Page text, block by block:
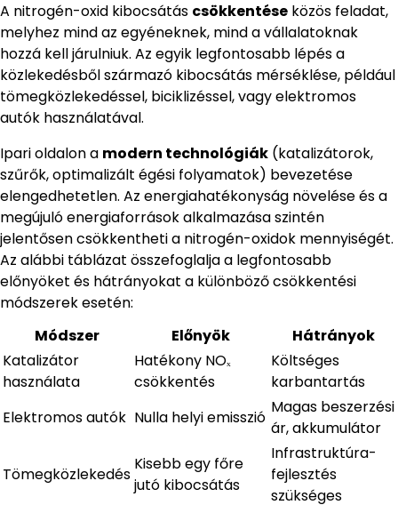
A nitrogén-oxid kibocsátás csökkentése közös feladat,
melyhez mind az egyéneknek, mind a vállalatoknak
hozzá kell járulniuk. Az egyik legfontosabb lépés a
közlekedésből származó kibocsátás mérséklése, például
tömegközlekedéssel, biciklizéssel, vagy elektromos
autók használatával.
Ipari oldalon a modern technológiák (katalizátorok,
szűrők, optimalizált égési folyamatok) bevezetése
elengedhetetlen. Az energiahatékonyság növelése és a
megújuló energiaforrások alkalmazása szintén
jelentősen csökkentheti a nitrogén-oxidok mennyiségét.
Az alábbi táblázat összefoglalja a legfontosabb
előnyöket és hátrányokat a különböző csökkentési
módszerek esetén:
Módszer
Előnyök
Hátrányok
Katalizátor
használata
Hatékony NOₓ
csökkentés
Költséges
karbantartás
Elektromos autók Nulla helyi emisszió
Magas beszerzési
ár, akkumulátor
Tömegközlekedés
Kisebb egy főre
jutó kibocsátás
Infrastruktúra-
fejlesztés
szükséges